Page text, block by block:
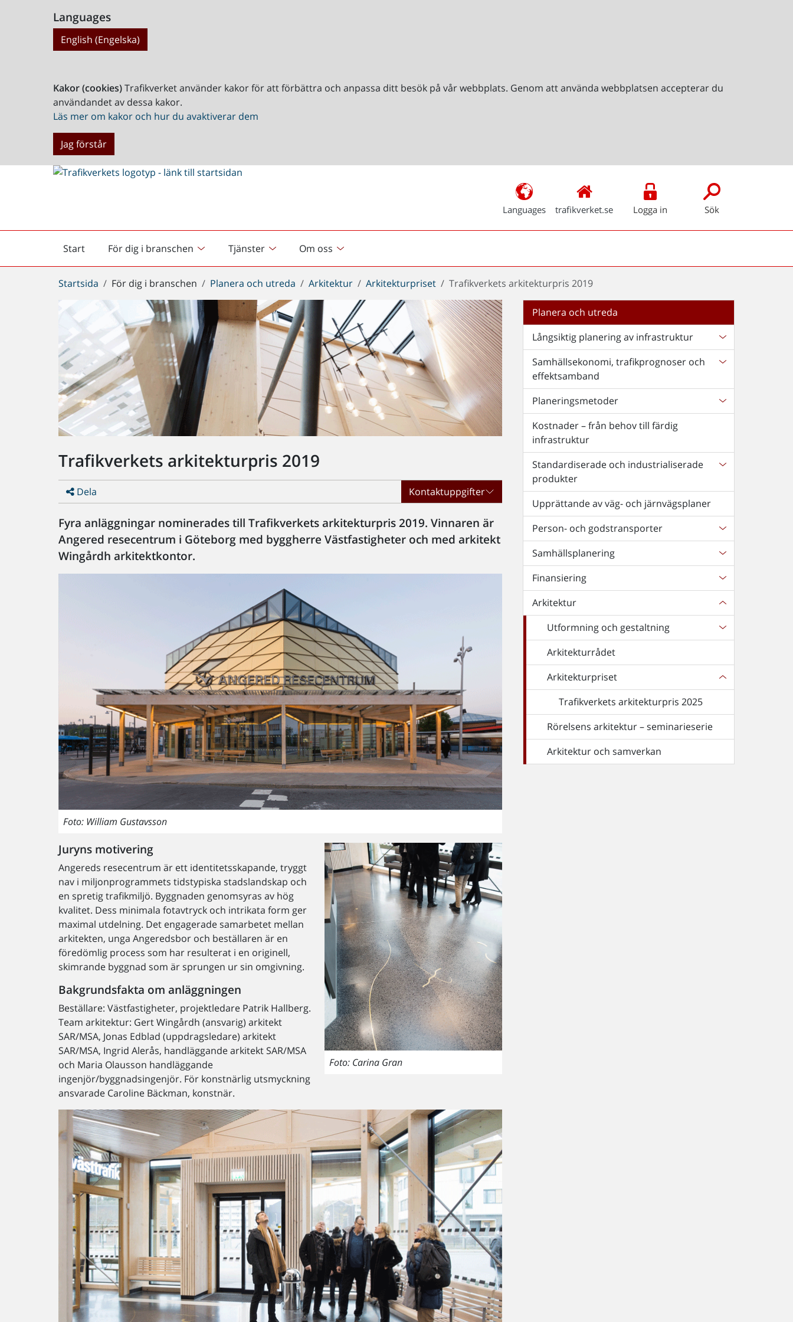
Languages
English (Engelska)
Kakor (cookies)Trafikverket använder kakor för att förbättra och anpassa ditt besök på vår webbplats. Genom att använda webbplatsen accepterar du
användandet av dessa kakor.
Läs mer om kakor och hur du avaktiverar dem
Jag förstår
Languages trafikverket.se Logga in Sök
Start
Startsida För dig i branschen Tjänster Om oss
Du
är
här:
Startsida För dig i branschen Planera och utreda Arkitektur Arkitekturpriset Trafikverkets arkitekturpris 2019
Trafikverkets arkitekturpris 2019
Dela Kontaktuppgifter
Fyra anläggningar nominerades till Trafikverkets arkitekturpris 2019. Vinnaren är
Angered resecentrum i Göteborg med byggherre Västfastigheter och med arkitekt
Wingårdh arkitektkontor.
Foto: William Gustavsson
Foto: Carina Gran
Juryns motivering
Angereds resecentrum är ett identitetsskapande, tryggt
nav i miljonprogrammets tidstypiska stadslandskap och
en spretig trafikmiljö. Byggnaden genomsyras av hög
kvalitet. Dess minimala fotavtryck och intrikata form ger
maximal utdelning. Det engagerade samarbetet mellan
arkitekten, unga Angeredsbor och beställaren är en
föredömlig process som har resulterat i en originell,
skimrande byggnad som är sprungen ur sin omgivning.
Bakgrundsfakta om anläggningen
Beställare: Västfastigheter, projektledare Patrik Hallberg.
Team arkitektur: Gert Wingårdh (ansvarig) arkitekt
SAR/MSA, Jonas Edblad (uppdragsledare) arkitekt
SAR/MSA, Ingrid Alerås, handläggande arkitekt SAR/MSA
och Maria Olausson handläggande
ingenjör/byggnadsingenjör. För konstnärlig utsmyckning
ansvarade Caroline Bäckman, konstnär.
Planera och utreda
Långsiktig planering av infrastruktur
Samhällsekonomi, trafikprognoser och
effektsamband
Planeringsmetoder
Kostnader – från behov till färdig
infrastruktur
Standardiserade och industrialiserade
produkter
Upprättande av väg- och järnvägsplaner
Person- och godstransporter
Samhällsplanering
Finansiering
Arkitektur
Utformning och gestaltning
Arkitekturrådet
Arkitekturpriset
Trafikverkets arkitekturpris 2025
Rörelsens arkitektur – seminarieserie
Arkitektur och samverkan